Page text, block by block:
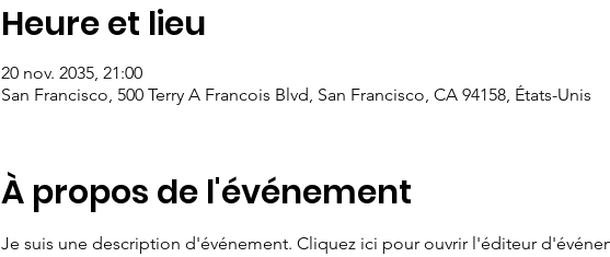
Heure et lieu
20 nov. 2035, 21:00
San Francisco, 500 Terry A Francois Blvd, San Francisco, CA 94158, États-Unis
À propos de l'événement
Je suis une description d'événement. Cliquez ici pour ouvrir l'éditeur